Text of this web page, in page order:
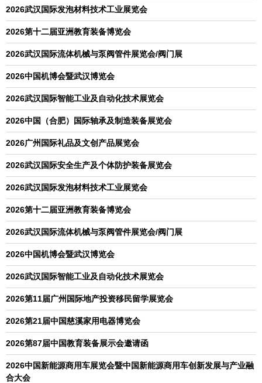
2026武汉国际发泡材料技术工业展览会
2026第十二届亚洲教育装备博览会
2026武汉国际流体机械与泵阀管件展览会/阀门展
2026中国机博会暨武汉博览会
2026武汉国际智能工业及自动化技术展览会
2026中国（合肥）国际轴承及制造装备展览会
2026广州国际礼品及文创产品展览会
2026武汉国际安全生产及个体防护装备展览会
2026武汉国际发泡材料技术工业展览会
2026第十二届亚洲教育装备博览会
2026武汉国际流体机械与泵阀管件展览会/阀门展
2026中国机博会暨武汉博览会
2026武汉国际智能工业及自动化技术展览会
2026第11届广州国际地产投资移民留学展览会
2026第21届中国慈溪家用电器博览会
2026第87届中国教育装备展示会邀请函
2026中国新能源商用车展览会暨中国新能源商用车创新发展与产业融
合大会